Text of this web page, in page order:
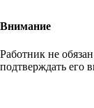
Внимание
Работник не
подтверждать его